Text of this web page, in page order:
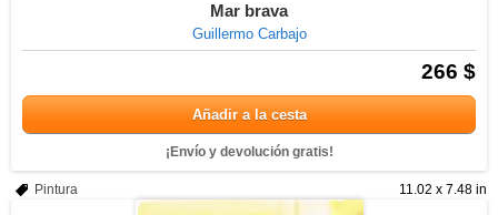
Mar brava
Guillermo Carbajo
266 $
Añadir a la cesta
¡Envío y devolución gratis!
11.02 x 7.48 in
Pintura